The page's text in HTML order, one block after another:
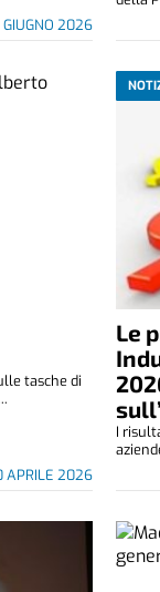
GIUGNO 2026
APRILE 2026
tasche di
Le
I